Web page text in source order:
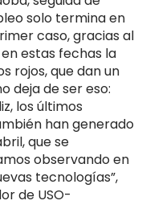
solo termina en
caso, gracias al
estas fechas la
rojos, que dan un
deja de ser eso:
los últimos
han generado
que se
observando en
tecnologías”,
de USO-